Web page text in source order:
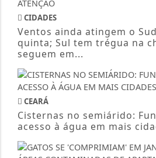
CIDADES
Ventos ainda atingem o
quinta; Sul tem trégua na
seguem em...
CEARÁ
Cisternas no semiárido:
acesso à água em mais